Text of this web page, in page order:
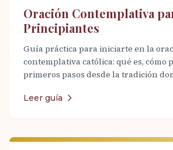
Oración Contemplativa
Principiantes
Guía práctica para iniciarte en la
contemplativa católica: qué es, cómo
primeros pasos desde la tradición
Leer guía